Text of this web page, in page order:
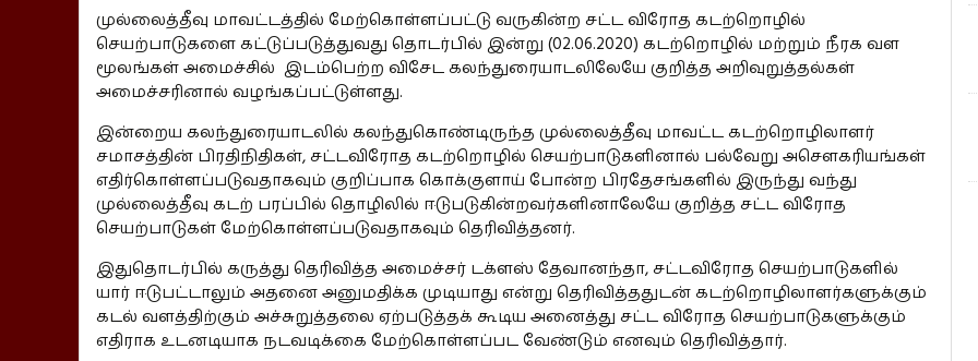
முல்லைத்தீவு மாவட்டத்தில் மேற்கொள்ளப்பட்டு வருகின்ற சட்ட விரோத கடற்றொழில்
செயற்பாடுகளை கட்டுப்படுத்துவது தொடர்பில் இன்று (02.06.2020) கடற்றொழில் மற்றும் நீரக வள
மூலங்கள் அமைச்சில் இடம்பெற்ற விசேட கலந்துரையாடலிலேயே குறித்த அறிவுறுத்தல்கள்
அமைச்சரினால் வழங்கப்பட்டுள்ளது.
இன்றைய கலந்துரையாடலில் கலந்துகொண்டிருந்த முல்லைத்தீவு மாவட்ட கடற்றொழிலாளர்
சமாசத்தின் பிரதிநிதிகள், சட்டவிரோத கடற்றொழில் செயற்பாடுகளினால் பல்வேறு அசௌகரியங்கள்
எதிர்கொள்ளப்படுவதாகவும் குறிப்பாக கொக்குளாய் போன்ற பிரதேசங்களில் இருந்து வந்து
முல்லைத்தீவு கடற் பரப்பில் தொழிலில் ஈடுபடுகின்றவர்களினாலேயே குறித்த சட்ட விரோத
செயற்பாடுகள் மேற்கொள்ளப்படுவதாகவும் தெரிவித்தனர்.
இதுதொடர்பில் கருத்து தெரிவித்த அமைச்சர் டக்ளஸ் தேவானந்தா, சட்டவிரோத செயற்பாடுகளில்
யார் ஈடுபட்டாலும் அதனை அனுமதிக்க முடியாது என்று தெரிவித்ததுடன் கடற்றொழிலாளர்களுக்கும்
கடல் வளத்திற்கும் அச்சுறுத்தலை ஏற்படுத்தக் கூடிய அனைத்து சட்ட விரோத செயற்பாடுகளுக்கும்
எதிராக உடனடியாக நடவடிக்கை மேற்கொள்ளப்பட வேண்டும் எனவும் தெரிவித்தார்.